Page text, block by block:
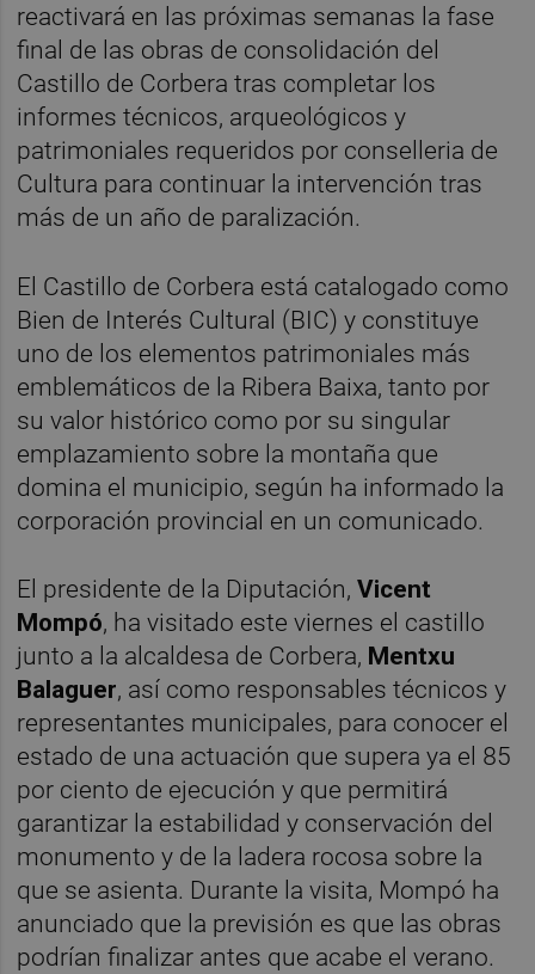
reactivará en las próximas semanas la fase
final de las obras de consolidación del
Castillo de Corbera tras completar los
informes técnicos, arqueológicos y
patrimoniales requeridos por conselleria de
Cultura para continuar la intervención tras
más de un año de paralización.
El Castillo de Corbera está catalogado como
Bien de Interés Cultural (BIC) y constituye
uno de los elementos patrimoniales más
emblemáticos de la Ribera Baixa, tanto por
su valor histórico como por su singular
emplazamiento sobre la montaña que
domina el municipio, según ha informado la
corporación provincial en un comunicado.
El presidente de la Diputación,Vicent
Mompó, ha visitado este viernes el castillo
junto a la alcaldesa de Corbera, Mentxu
Balaguer, así como responsables técnicos y
representantes municipales, para conocer el
estado de una actuación que supera ya el 85
por ciento de ejecución y que permitirá
garantizar la estabilidad y conservación del
monumento y de la ladera rocosa sobre la
que se asienta. Durante la visita, Mompó ha
anunciado que la previsión es que las obras
podrían finalizar antes que acabe el verano.